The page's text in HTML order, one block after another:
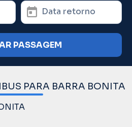
Data retorno
PASSAGEM
PARA BARRA BONITA